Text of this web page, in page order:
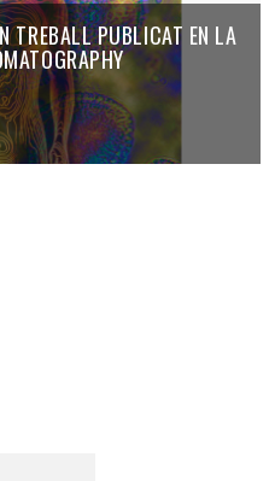
TREBALL PUBLICAT EN LA